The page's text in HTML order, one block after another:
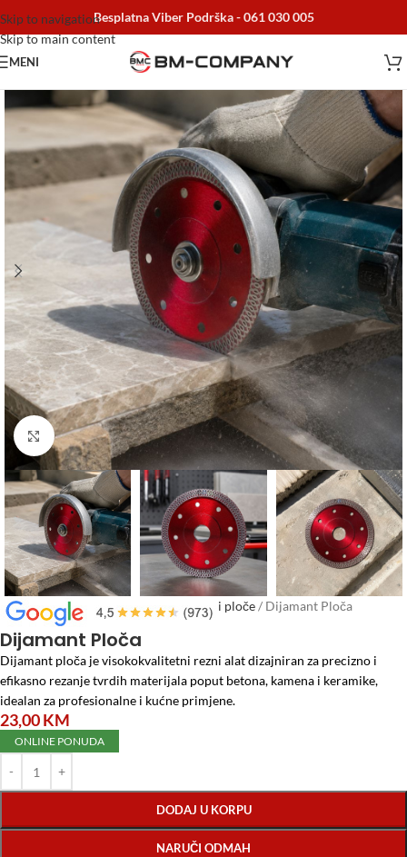
Skip to navigation
Skip to main content
Besplatna Viber Podrška -061 030 005
MENI
Click to enlarge
Početna/Alati i Mašine / Brusne trake i ploče/ Dijamant Ploča
Dijamant Ploča
Dijamant ploča je visokokvalitetni rezni alat dizajniran za precizno i
efikasno rezanje tvrdih materijala poput betona, kamena i keramike,
idealan za profesionalne i kućne primjene.
23,00KM
ONLINE PONUDA
DODAJ U KORPU
NARUČI ODMAH